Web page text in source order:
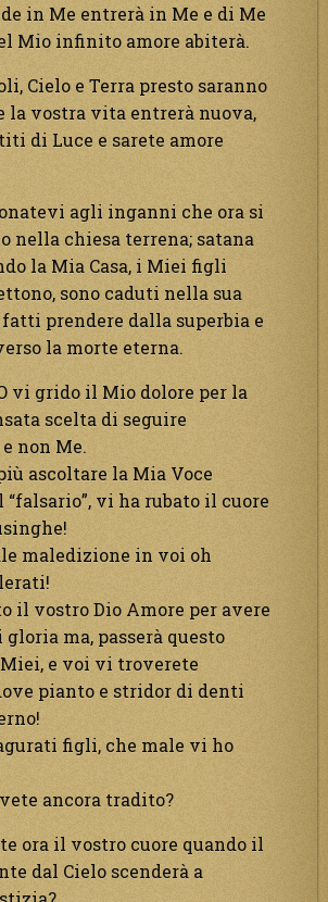
in Me entrerà in Me e di Me
Mio infinito amore abiterà.
Cielo e Terra presto saranno
la vostra vita entrerà nuova,
di Luce e sarete amore
agli inganni che ora si
nella chiesa terrena; satana
la Mia Casa, i Miei figli
sono caduti nella sua
fatti prendere dalla superbia e
la morte eterna.
vi grido il Mio dolore per la
scelta di seguire
non Me.
ascoltare la Mia Voce
vi ha rubato il cuore
maledizione in voi oh
il vostro Dio Amore per avere
ma, passerà questo
e voi vi troverete
pianto e stridor di denti
figli, che male vi ho
ancora tradito?
ora il vostro cuore quando il
dal Cielo scenderà a